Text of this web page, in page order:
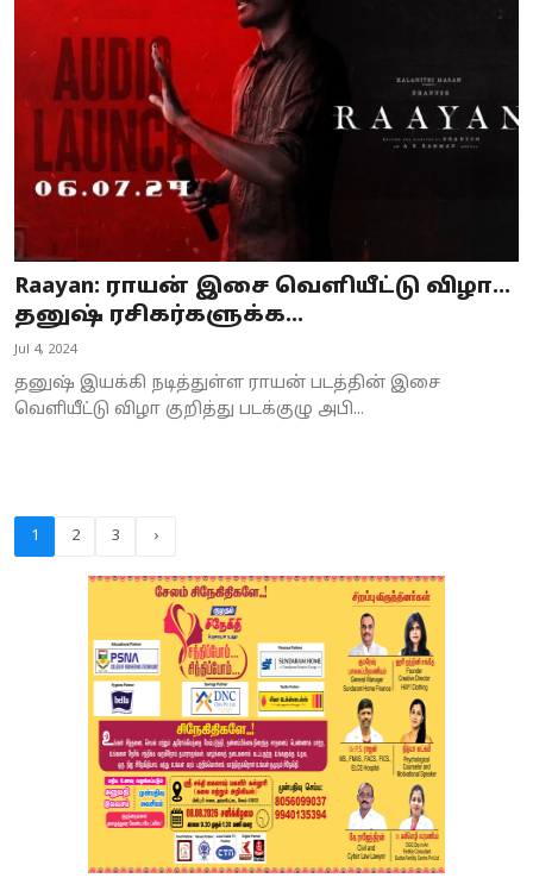
Raayan: ராயன் இசை வெளியீட்டு விழா...
தனுஷ் ரசிகர்களுக்க...
Jul 4, 2024
தனுஷ் இயக்கி நடித்துள்ள ராயன் படத்தின் இசை
வெளியீட்டு விழா குறித்து படக்குழு அபி...
1 2 3 ›